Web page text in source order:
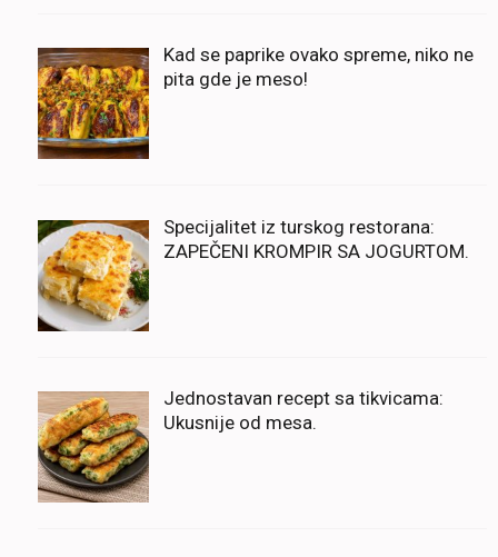
Kad se paprike ovako spreme, niko ne
pita gde je meso!
Specijalitet iz turskog restorana:
ZAPEČENI KROMPIR SA JOGURTOM.
Jednostavan recept sa tikvicama:
Ukusnije od mesa.